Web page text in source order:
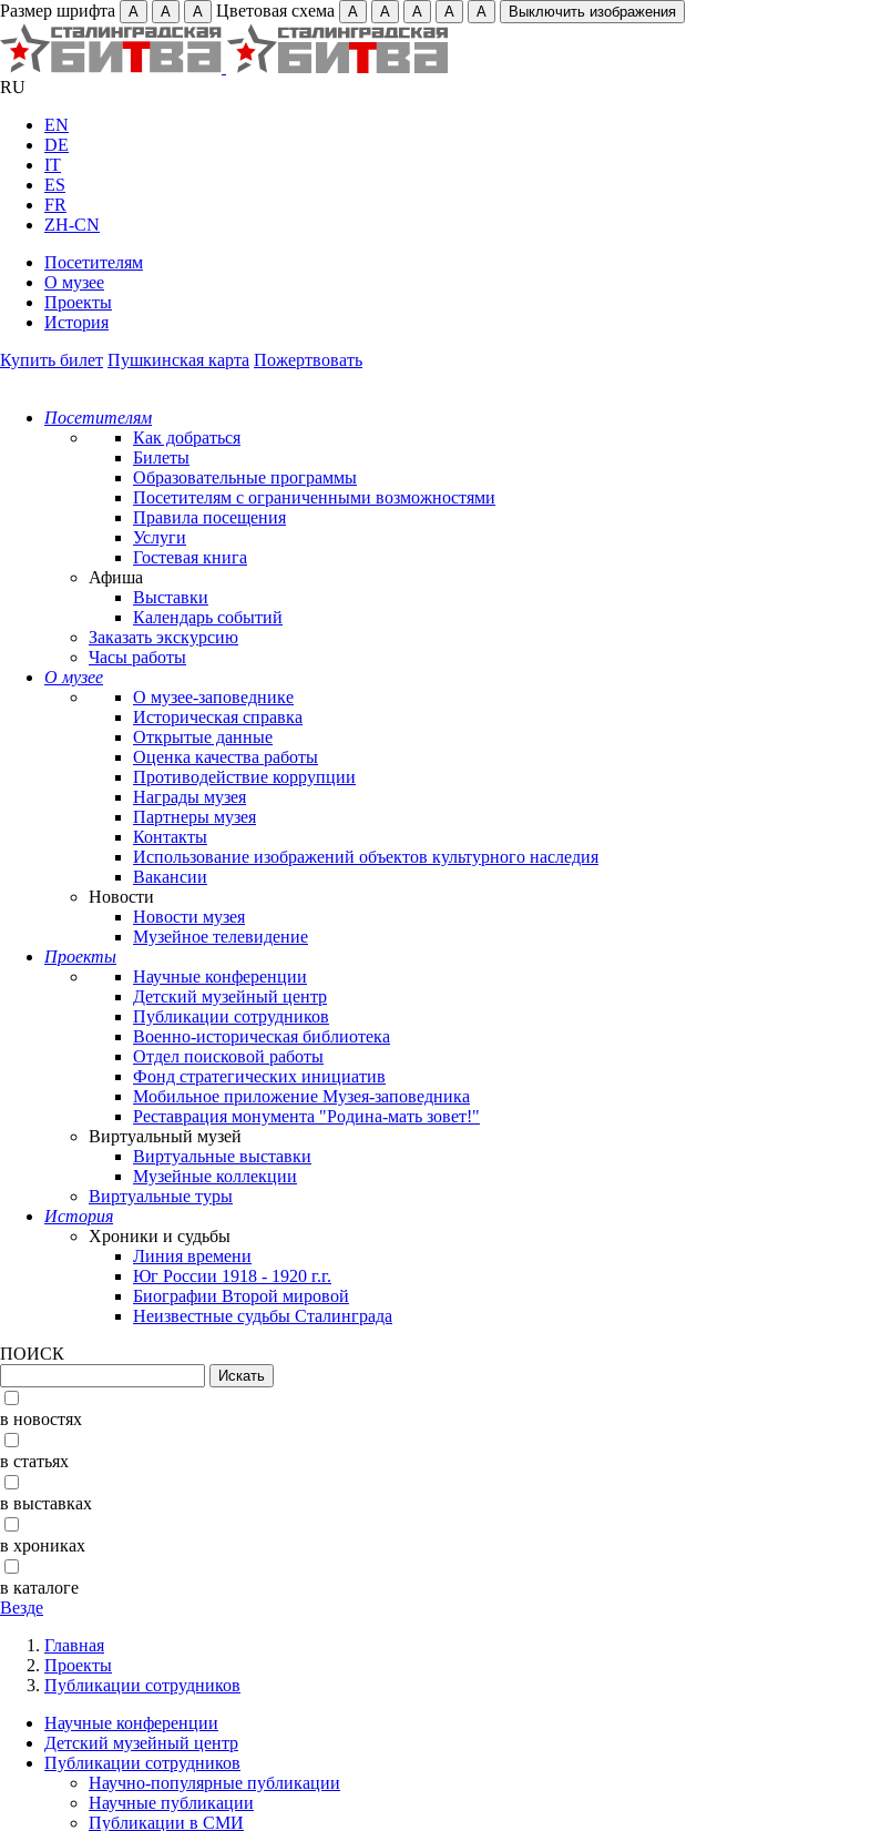
Размер шрифта А А А Цветовая схема А А А А А Выключить изображения
RU
EN
DE
IT
ES
FR
ZH-CN
Посетителям
О музее
Проекты
История
Купить билет Пушкинская карта Пожертвовать
Посетителям
Как добраться
Билеты
Образовательные программы
Посетителям с ограниченными возможностями
Правила посещения
Услуги
Гостевая книга
Афиша
Выставки
Календарь событий
Заказать экскурсию
Часы работы
О музее
О музее-заповеднике
Историческая справка
Открытые данные
Оценка качества работы
Противодействие коррупции
Награды музея
Партнеры музея
Контакты
Использование изображений объектов культурного наследия
Вакансии
Новости
Новости музея
Музейное телевидение
Проекты
Научные конференции
Детский музейный центр
Публикации сотрудников
Военно-историческая библиотека
Отдел поисковой работы
Фонд стратегических инициатив
Мобильное приложение Музея-заповедника
Реставрация монумента "Родина-мать зовет!"
Виртуальный музей
Виртуальные выставки
Музейные коллекции
Виртуальные туры
История
Хроники и судьбы
Линия времени
Юг России 1918 - 1920 г.г.
Биографии Второй мировой
Неизвестные судьбы Сталинграда
ПОИСК
в новостях
в статьях
в выставках
в хрониках
в каталоге
Везде
Главная
Проекты
Публикации сотрудников
Научные конференции
Детский музейный центр
Публикации сотрудников
Научно-популярные публикации
Научные публикации
Публикации в СМИ